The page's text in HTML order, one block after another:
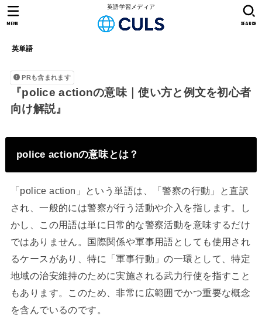
英語学習メディア
英単語
SEARCH
MENU
PRも含まれます
『police actionの意味｜使い方と例文を初心者
向け解説』
police actionの意味とは？
「police action」という単語は、「警察の行動」と直訳
され、一般的には警察が行う活動や介入を指します。し
かし、この用語は単に日常的な警察活動を意味するだけ
ではありません。国際関係や軍事用語としても使用され
るケースがあり、特に「軍事行動」の一環として、特定
地域の治安維持のために実施される武力行使を指すこと
もあります。このため、非常に広範囲でかつ重要な概念
を含んでいるのです。